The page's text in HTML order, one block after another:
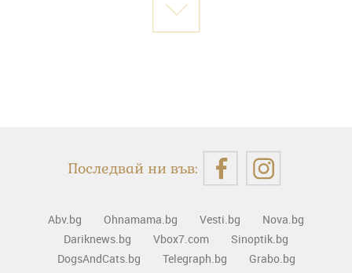
Последвай ни във:
Abv.bg Ohnamama.bg Vesti.bg
Nova.bg
Dariknews.bg
Vbox7.com
Sinoptik.bg
DogsAndCats.bg
Telegraph.bg
Grabo.bg